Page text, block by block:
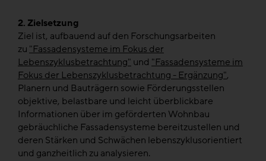
2. Zielsetzung
Ziel ist, aufbauend auf den Forschungsarbeiten
zu "Fassadensysteme im Fokus der
Lebenszyklusbetrachtung" und "Fassadensysteme im
Fokus der Lebenszyklusbetrachtung - Ergänzung",
Planern und Bauträgern sowie Förderungsstellen
objektive, belastbare und leicht überblickbare
Informationen über im geförderten Wohnbau
gebräuchliche Fassadensysteme bereitzustellen und
deren Stärken und Schwächen lebenszyklusorientiert
und ganzheitlich zu analysieren.